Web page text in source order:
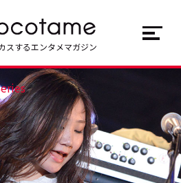
JP EN
スするエンタメマガジン